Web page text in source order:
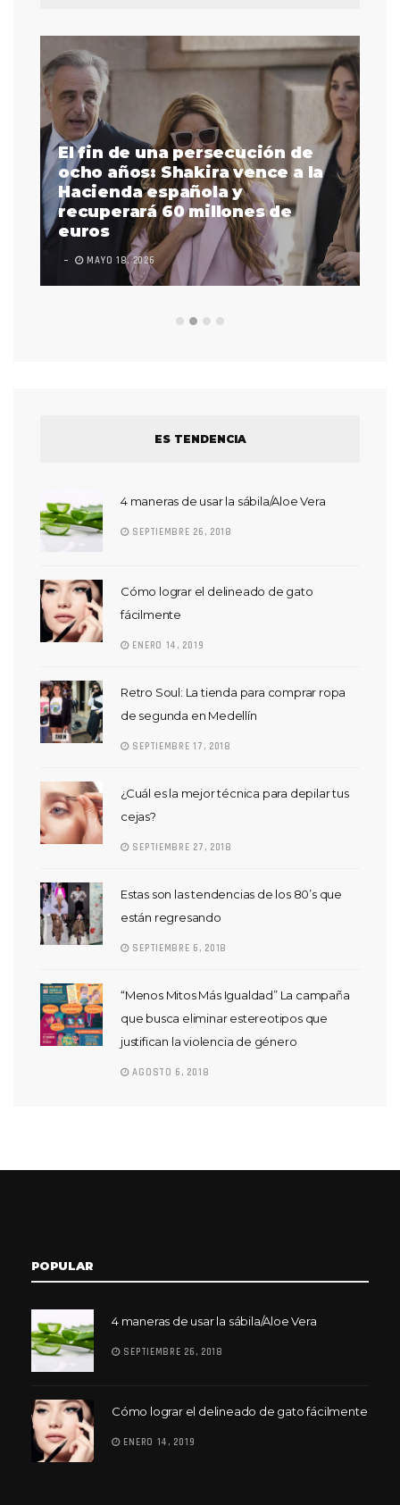
El fin de una persecución de
ocho años: Shakira vence a la
Hacienda española y
recuperará 60 millones de
euros
MAYO 18, 2026
ES TENDENCIA
4 maneras de usar la sábila/Aloe Vera
SEPTIEMBRE 26, 2018
Cómo lograr el delineado de gato
fácilmente
ENERO 14, 2019
Retro Soul: La tienda para comprar ropa
de segunda en Medellín
SEPTIEMBRE 17, 2018
¿Cuál es la mejor técnica para depilar tus
cejas?
SEPTIEMBRE 27, 2018
Estas son las tendencias de los 80’s que
están regresando
SEPTIEMBRE 6, 2018
“Menos Mitos Más Igualdad” La campaña
que busca eliminar estereotipos que
justifican la violencia de género
AGOSTO 6, 2018
POPULAR
4 maneras de usar la sábila/Aloe Vera
SEPTIEMBRE 26, 2018
Cómo lograr el delineado de gato fácilmente
ENERO 14, 2019